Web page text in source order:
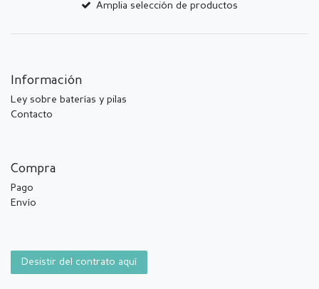
Amplia selección de productos
Información
Ley sobre baterías y pilas
Contacto
Compra
Pago
Envío
Desistir del contrato aquí